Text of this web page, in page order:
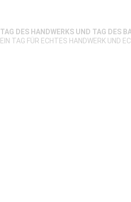
TAG DES HANDWERKS UND TAG DES
EIN TAG FÜR ECHTES HANDWERK UND